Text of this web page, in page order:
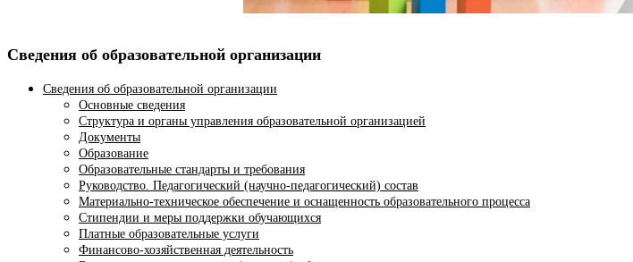
Сведения об образовательной организации
Сведения об образовательной организации
Основные сведения
Структура и органы управления образовательной организацией
Документы
Образование
Образовательные стандарты и требования
Руководство. Педагогический (научно-педагогический) состав
Материально-техническое обеспечение и оснащенность образовательного процесса
Стипендии и меры поддержки обучающихся
Платные образовательные услуги
Финансово-хозяйственная деятельность